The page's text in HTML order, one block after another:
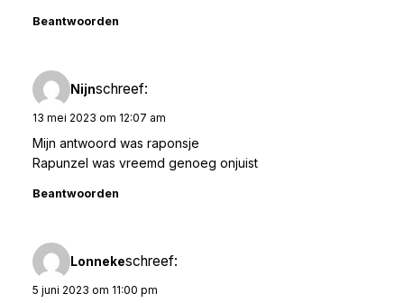
Beantwoorden
Nijnschreef:
13 mei 2023 om 12:07 am
Mijn antwoord was raponsje
Rapunzel was vreemd genoeg onjuist
Beantwoorden
Lonnekeschreef:
5 juni 2023 om 11:00 pm